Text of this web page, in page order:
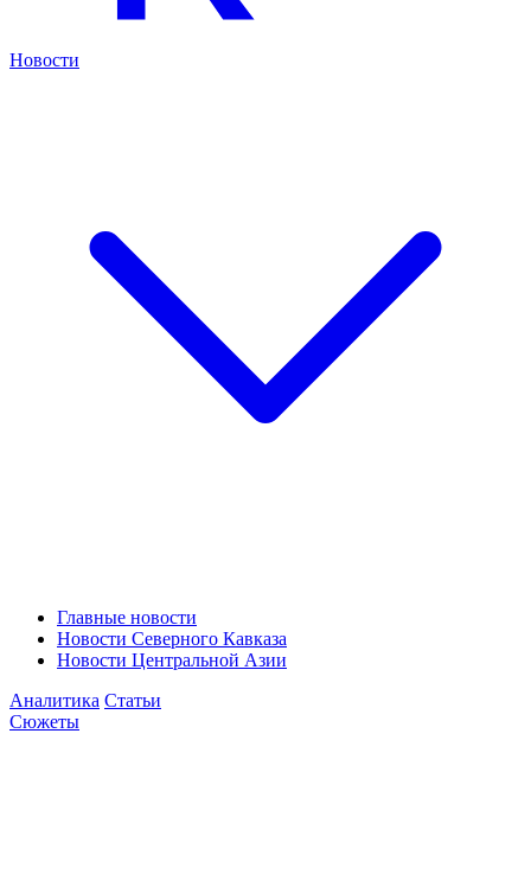
Новости
Главные новости
Новости Северного Кавказа
Новости Центральной Азии
Аналитика Статьи
Сюжеты